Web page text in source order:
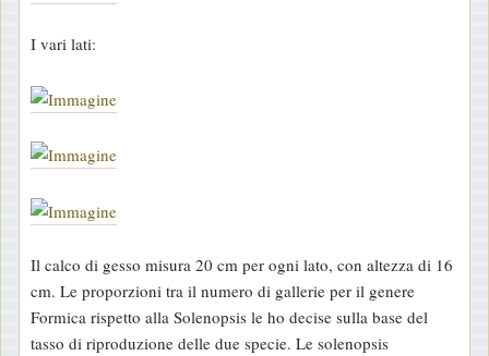
I vari lati:
Il calco di gesso misura 20 cm per ogni lato, con altezza di 16
cm. Le proporzioni tra il numero di gallerie per il genere
Formica rispetto alla Solenopsis le ho decise sulla base del
tasso di riproduzione delle due specie. Le solenopsis